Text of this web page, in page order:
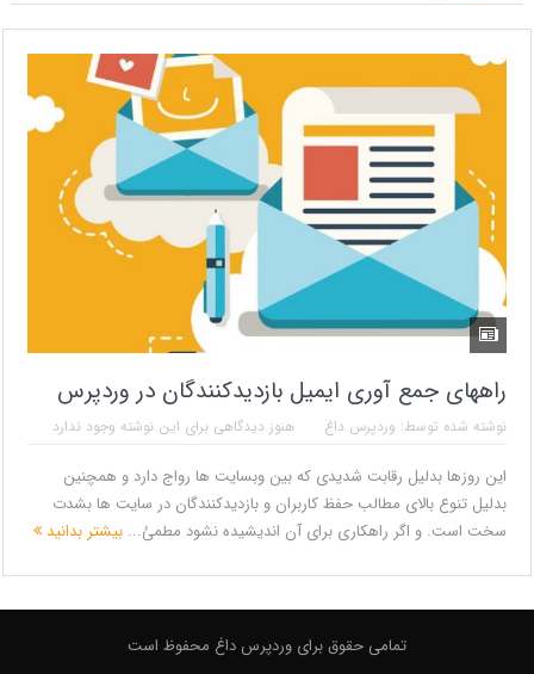
راههای جمع آوری ایمیل بازدیدکنندگان در وردپرس
نوشته شده توسط: وردپرس داغ هنوز دیدگاهی برای این نوشته وجود ندارد
این روزها بدلیل رقابت شدیدی که بین وبسایت ها رواج دارد و همچنین
بدلیل تنوع بالای مطالب حفظ کاربران و بازدیدکنندگان در سایت ها بشدت
سخت است. و اگر راهکاری برای آن اندیشیده نشود مطمئ... بیشتر بدانید
تمامی حقوق برای وردپرس داغ محفوظ است